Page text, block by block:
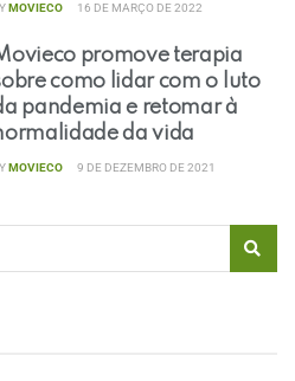
MOVIECO 16 DE MARÇO DE 2022
promove terapia
como lidar com o luto
pandemia e retomar à
da vida
MOVIECO 9 DE DEZEMBRO DE 2021